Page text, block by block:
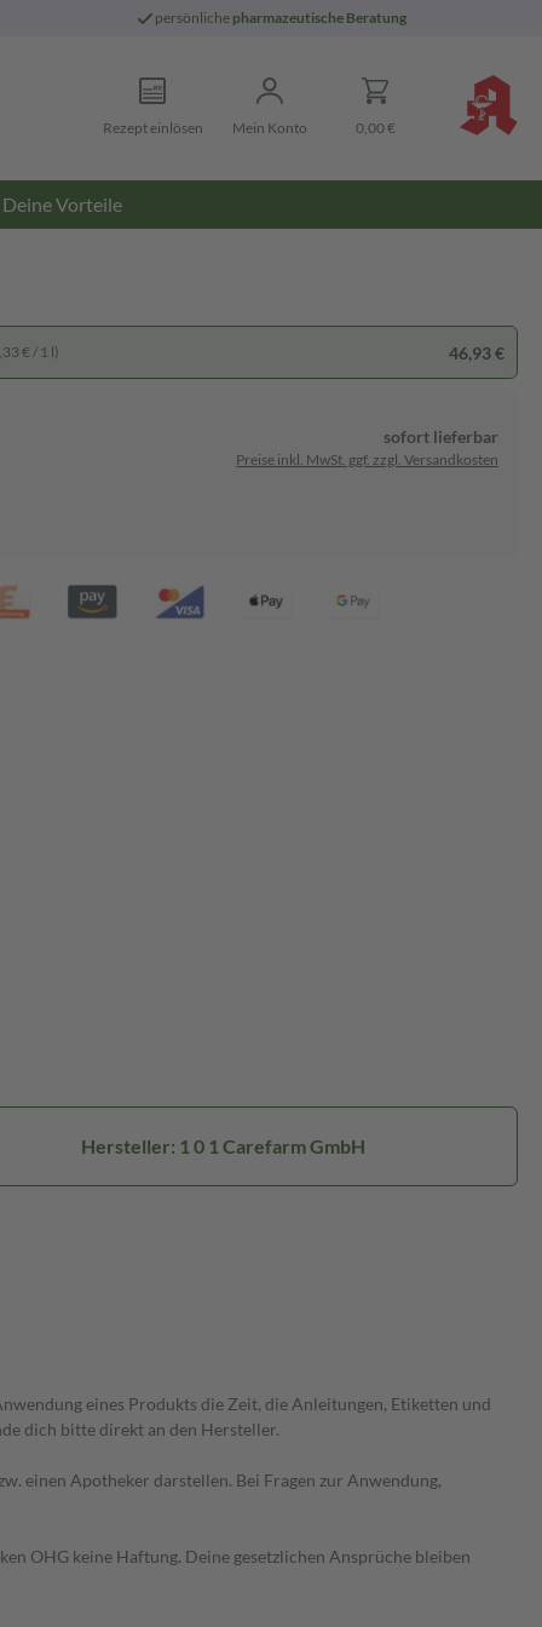
persönliche pharmazeutische Beratung
Rezept einlösen Mein Konto 0,00 €
Deine Vorteile
€ / 1 l) 46,93 €
sofort lieferbar
Preise inkl. MwSt. ggf. zzgl. Versandkosten
Hersteller: 1 0 1 Carefarm GmbH
eines Produkts die Zeit, die Anleitungen, Etiketten und
dich bitte direkt an den Hersteller.
einen Apotheker darstellen. Bei Fragen zur Anwendung,
OHG keine Haftung. Deine gesetzlichen Ansprüche bleiben